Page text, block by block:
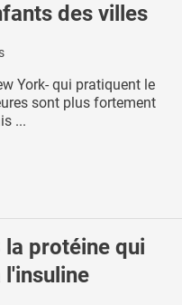
des villes
York- qui pratiquent le
sont plus fortement
...
la protéine qui